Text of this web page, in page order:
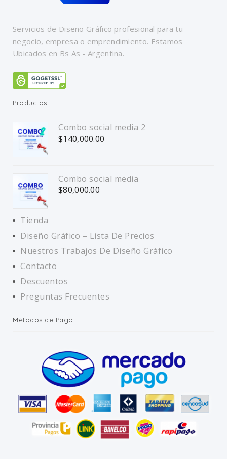
Servicios de Diseño Gráfico profesional para tu
negocio, empresa o emprendimiento. Estamos
Ubicados en Bs As - Argentina.
Productos
Combo social media 2
$140,000.00
Combo social media
$80,000.00
Tienda
Diseño Gráfico – Lista De Precios
Nuestros Trabajos De Diseño Gráfico
Contacto
Descuentos
Preguntas Frecuentes
Métodos de Pago